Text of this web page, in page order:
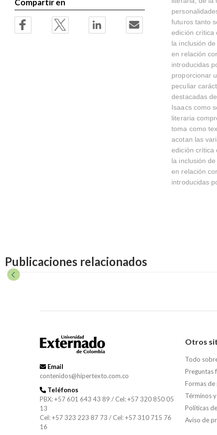
futuros tanto
edición crítica
la inclusión
en relación
introducidas
proporcionar
peculiar
destacadas
Isaacs como
literaria
toma como
acotan las
edición crítica
la inclusión
en relación
introducidas
Compartir en
Publicaciones relacionados
Email
contenidos@hipertexto.com.co
Teléfonos
PBX: +57 601 643 43 89 / Cel: +57 320 850 05
13
Cel: +57 323 223 87 73 / Cel: +57 310 715 76
16
Otros
Todo
Preguntas
Formas de
Términos
Políticas
Aviso de